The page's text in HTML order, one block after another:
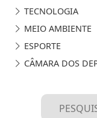
TECNOLOGIA
MEIO AMBIENTE
ESPORTE
CÂMARA DOS